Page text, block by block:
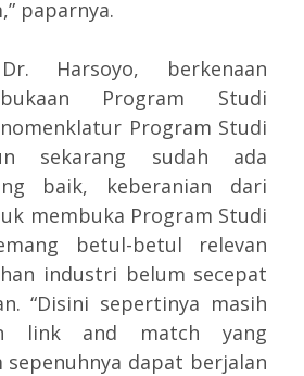
paparnya.
Harsoyo, berkenaan
Program Studi
Program Studi
sekarang sudah ada
baik, keberanian dari
membuka Program Studi
betul-betul relevan
industri belum secepat
“Disini sepertinya masih
link and match yang
dapat berjalan